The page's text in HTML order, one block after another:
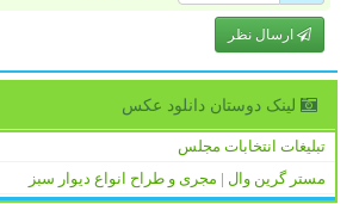
ارسال نظر
لینک دوستان دانلود عكس
تبلیغات انتخابات مجلس
مستر گرین وال | مجری و طراح انواع دیوار سبز